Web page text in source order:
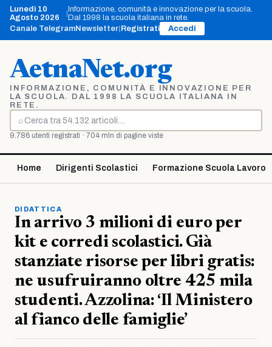
Vai
contenuto
Lunedì 10
Agosto 2026
Informazione, comunità e innovazione per la scuola.
Dal 1998 la scuola italiana in rete.
Canale TelegramNewsletter Registrati Accedi
AetnaNet.org
INFORMAZIONE, COMUNITÀ E INNOVAZIONE PER
LA SCUOLA. DAL 1998 LA SCUOLA ITALIANA IN
RETE.
⌕
Cerca
9.786 utenti registrati · 704 mln di pagine viste
Home Dirigenti Scolastici Formazione Scuola Lavoro
DIDATTICA
In arrivo 3 milioni di euro per
kit e corredi scolastici. Già
stanziate risorse per libri gratis:
ne usufruiranno oltre 425 mila
studenti. Azzolina: ‘Il Ministero
al fianco delle famiglie’